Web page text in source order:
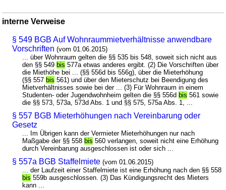
interne Verweise
§ 549 BGB Auf Wohnraummietverhältnisse anwendbare
Vorschriften (vom 01.06.2015)
... über Wohnraum gelten die §§ 535 bis 548, soweit sich nicht aus
den §§ 549 bis 577a etwas anderes ergibt. (2) Die Vorschriften über
die Miethöhe bei ... (§§ 556d bis 556g), über die Mieterhöhung
(§§ 557 bis 561) und über den Mieterschutz bei Beendigung des
Mietverhältnisses sowie bei der ... (3) Für Wohnraum in einem
Studenten- oder Jugendwohnheim gelten die §§ 556d bis 561 sowie
die §§ 573, 573a, 573d Abs. 1 und §§ 575, 575a Abs. 1, ...
§ 557 BGB Mieterhöhungen nach Vereinbarung oder
Gesetz
... Im Übrigen kann der Vermieter Mieterhöhungen nur nach
Maßgabe der §§ 558 bis 560 verlangen, soweit nicht eine Erhöhung
durch Vereinbarung ausgeschlossen ist oder sich ...
§ 557a BGB Staffelmiete (vom 01.06.2015)
... der Laufzeit einer Staffelmiete ist eine Erhöhung nach den §§ 558
bis 559b ausgeschlossen. (3) Das Kündigungsrecht des Mieters
kann ...